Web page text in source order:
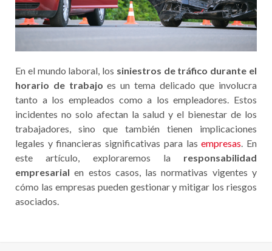
En el mundo laboral, los siniestros de tráfico durante el
horario de trabajo es un tema delicado que involucra
tanto a los empleados como a los empleadores. Estos
incidentes no solo afectan la salud y el bienestar de los
trabajadores, sino que también tienen implicaciones
legales y financieras significativas para lasempresas. En
este artículo, exploraremos la responsabilidad
empresarial en estos casos, las normativas vigentes y
cómo las empresas pueden gestionar y mitigar los riesgos
asociados.